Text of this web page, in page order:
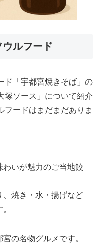
ルフード
ド「宇都宮焼きそば」の
塚ソース」について紹介
フードはまだまだありま
わいが魅力のご当地餃
、焼き・水・揚げなど
の名物グルメです。